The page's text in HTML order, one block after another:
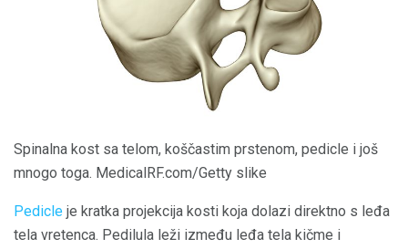
Spinalna kost sa telom, koščastim prstenom, pedicle i još
mnogo toga. MedicalRF.com/Getty slike
Pedicle je kratka projekcija kosti koja dolazi direktno s leđa
tela vretenca. Pedilula leži između leđa tela kičme i